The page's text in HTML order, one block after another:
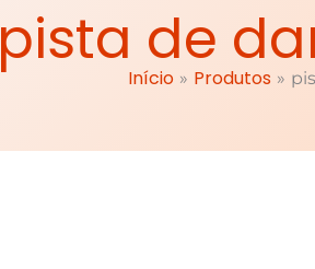
pista de
Início Produtos